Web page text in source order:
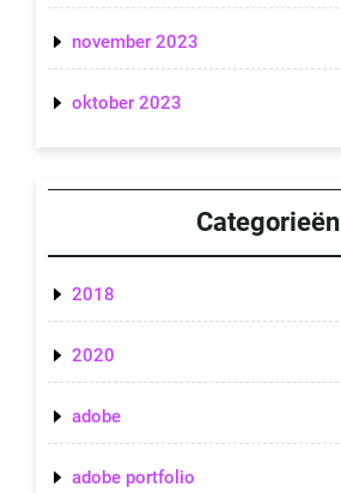
november 2023
oktober 2023
Categorieën
2018
2020
adobe
adobe portfolio